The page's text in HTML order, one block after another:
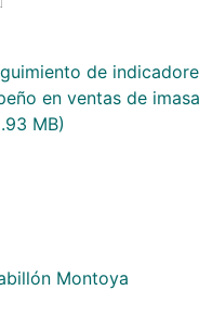
de
en ventas de
MB)
Montoya